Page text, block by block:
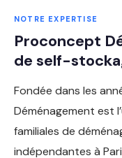
NOTRE EXPERTISE
Proconcept
de self-
Fondée dans les
Déménagement est
familiales de
indépendantes à